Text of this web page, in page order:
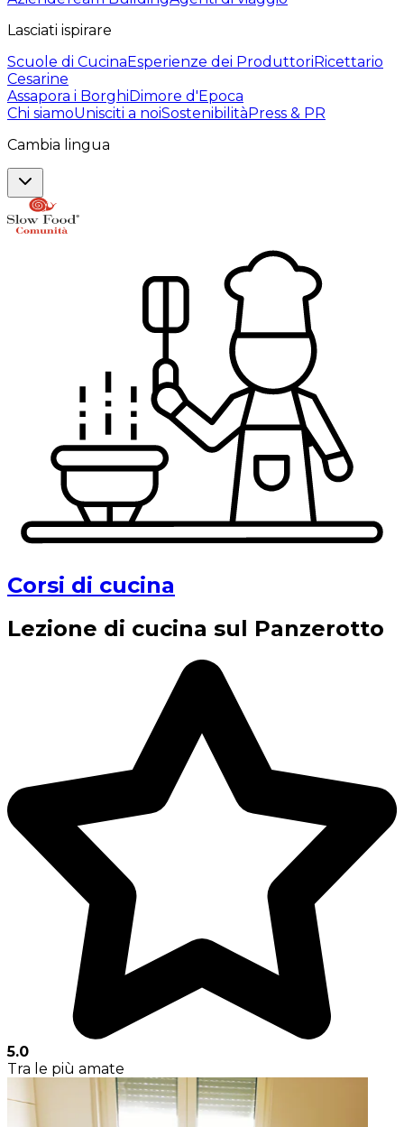
Lasciati ispirare
Scuole di CucinaEsperienze dei ProduttoriRicettario
Cesarine
Assapora i BorghiDimore d'Epoca
Chi siamoUnisciti a noiSostenibilitàPress & PR
Cambia lingua
Corsi di cucina
Lezione di cucina sul Panzerotto
5.0
Tra le più amate